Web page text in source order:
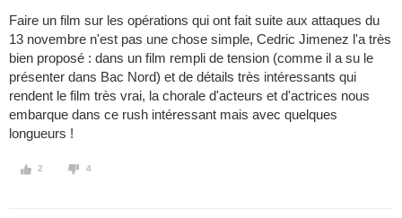
Faire un film sur les opérations qui ont fait suite aux attaques du
13 novembre n'est pas une chose simple, Cedric Jimenez l'a très
bien proposé : dans un film rempli de tension (comme il a su le
présenter dans Bac Nord) et de détails très intéressants qui
rendent le film très vrai, la chorale d'acteurs et d'actrices nous
embarque dans ce rush intéressant mais avec quelques
longueurs !
2 4